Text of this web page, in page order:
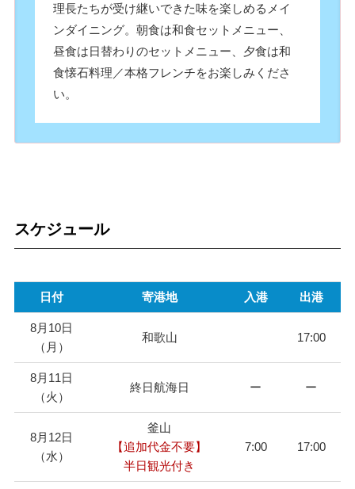
理長たちが受け継いできた味を楽しめるメイ
ンダイニング。朝食は和食セットメニュー、
昼食は日替わりのセットメニュー、夕食は和
食懐石料理／本格フレンチをお楽しみくださ
い。
スケジュール
日付 寄港地 入港 出港
8月10日
（月）
和歌山 17:00
8月11日
（火）
終日航海日 ー ー
8月12日
（水）
釜山
【追加代金不要】
半日観光付き
7:00 17:00